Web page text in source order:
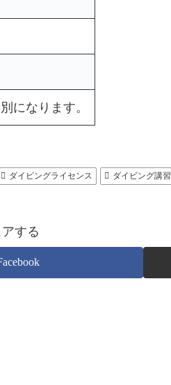
になります。
ダイビングライセンス ダイビング講習
する